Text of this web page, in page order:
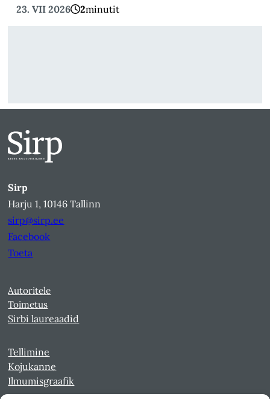
23. VII 2026
2minutit
Sirp
Harju 1, 10146 Tallinn
sirp@sirp.ee
Facebook
Toeta
Autoritele
Toimetus
Sirbi laureaadid
Tellimine
Kojukanne
Ilmumisgraafik